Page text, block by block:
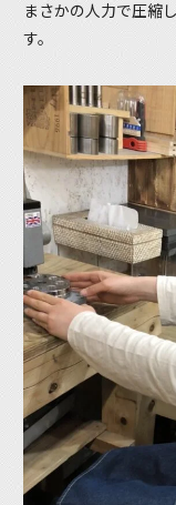
まさかの人力で圧縮
す。